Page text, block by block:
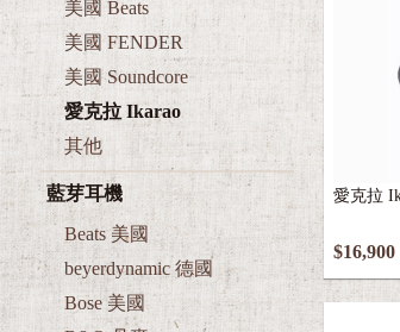
美國 FENDER
美國 Soundcore
愛克拉 Ikarao
其他
藍芽耳機
Beats 美國
beyerdynamic 德國
Bose 美國
B&O 丹麥